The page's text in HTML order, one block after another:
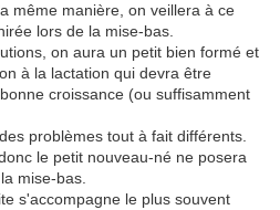
même manière, on veillera à ce
lors de la mise-bas.
on aura un petit bien formé et
à la lactation qui devra être
croissance (ou suffisamment
problèmes tout à fait différents.
le petit nouveau-né ne posera
mise-bas.
s'accompagne le plus souvent